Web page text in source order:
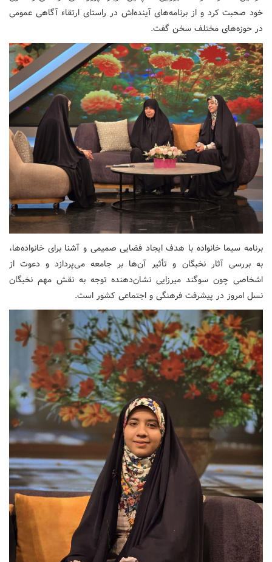
خود صحبت کرد و از برنامه‌های آینده‌اش در راستای ارتقاء آگاهی عمومی
در حوزه‌های مختلف سخن گفت.
برنامه سیما خانواده با هدف ایجاد فضایی صمیمی و آشنا برای خانواده‌ها،
به بررسی آثار نخبگان و تأثیر آن‌ها بر جامعه می‌پردازد و دعوت از
اشخاصی چون سوگند میرزایی نشان‌دهنده توجه به نقش مهم نخبگان
نسل امروز در پیشرفت فرهنگی و اجتماعی کشور است.